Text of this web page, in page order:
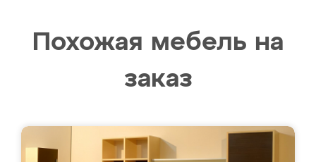
Похожая мебель на
заказ